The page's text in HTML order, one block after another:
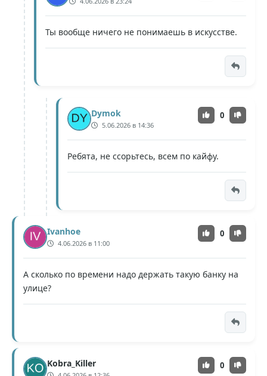
Ты вообще ничего не понимаешь в искусстве.
Dymok
5.06.2026 в 14:36
0
Ребята, не ссорьтесь, всем по кайфу.
Ivanhoe
4.06.2026 в 11:00
0
А сколько по времени надо держать такую банку на
улице?
Kobra_Killer 0